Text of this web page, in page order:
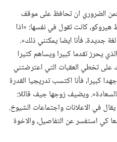
الضروري ان تحافظ على موقف
هيروكو،‏ كانت تقول في نفسها:‏ «اذا
جديدة،‏ فأنا ايضا يمكنني ذلك».‏
يحرز تقدما كبيرا ويساهم كثيرا
تخطي العقبات التي اعترضتني
كبيرا،‏ فأنا اكتسب تدريجيا القدرة
ويضيف زوجها جيف قائلا:‏
في الاعلانات واجتماعات الشيوخ.‏
كي استفسر عن التفاصيل،‏ والاخوة